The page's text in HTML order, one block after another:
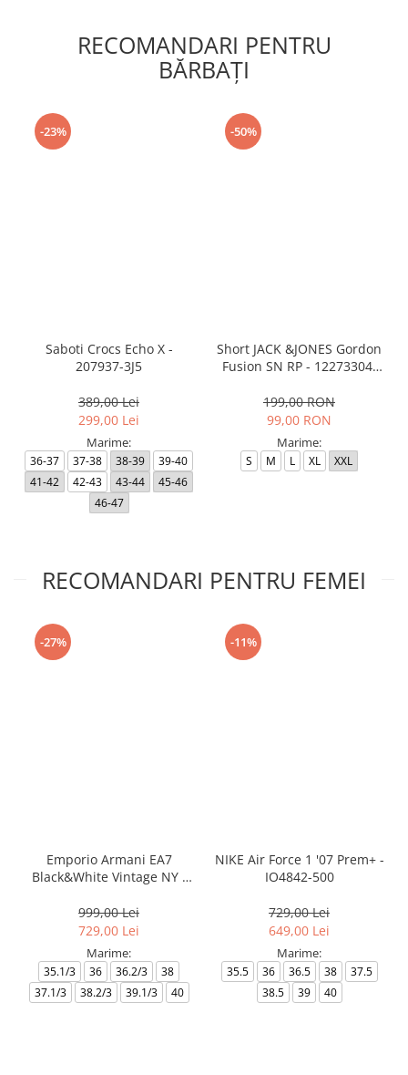
RECOMANDARI PENTRU
BĂRBAŢI
-23%
Saboti Crocs Echo X -
207937-3J5
389,00 Lei
299,00 Lei
Marime:
36-37 37-38 38-39
39-40
41-42
42-43 43-44
45-46
46-47
-50%
Short JACK &JONES Gordon
Fusion SN RP - 12273304-
199,00 RON
99,00 RON
Marime:
S M L XL XXL
RECOMANDARI PENTRU FEMEI
-27%
Emporio Armani EA7
Black&White Vintage NY -
999,00 Lei
729,00 Lei
Marime:
35.1/3 36 36.2/3
38
37.1/3
38.2/3 39.1/3 40
-11%
NIKE Air Force 1 '07 Prem+ -
IO4842-500
729,00 Lei
649,00 Lei
Marime:
35.5 36 36.5 38
37.5
38.5
39 40